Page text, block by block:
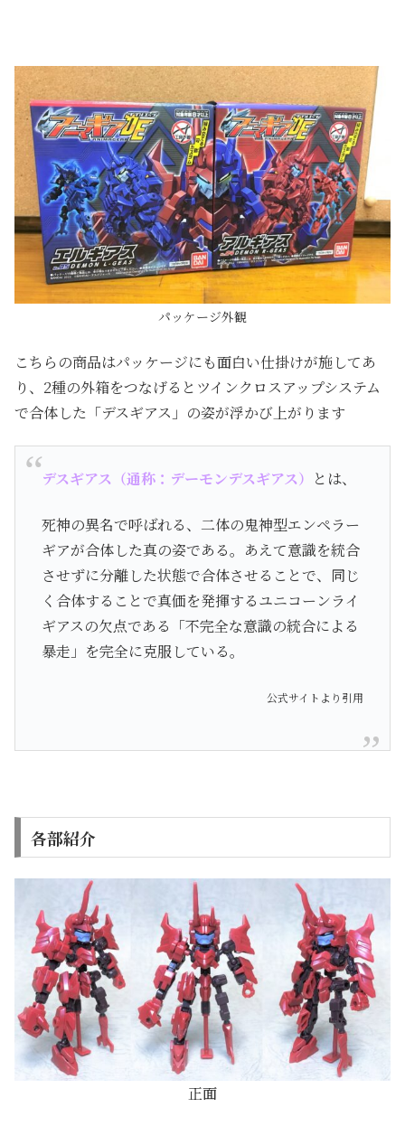
パッケージ外観
こちらの商品はパッケージにも面白い仕掛けが施してあ
り、2種の外箱をつなげるとツインクロスアップシステム
で合体した「デスギアス」の姿が浮かび上がります
デスギアス（通称：デーモンデスギアス） とは、
死神の異名で呼ばれる、二体の鬼神型エンペラー
ギアが合体した真の姿である。あえて意識を統合
させずに分離した状態で合体させることで、同じ
く合体することで真価を発揮するユニコーンライ
ギアスの欠点である「不完全な意識の統合による
暴走」を完全に克服している。
公式サイトより引用
各部紹介
正面